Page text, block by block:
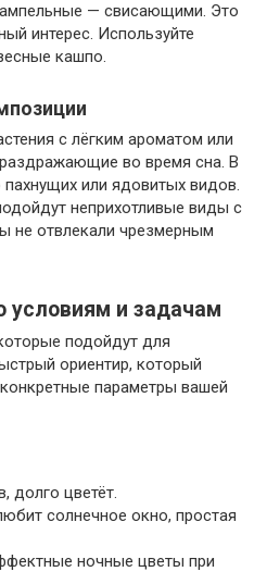
— свисающими. Это
интерес. Используйте
кашпо.
с лёгким ароматом или
во время сна. В
пахнущих или ядовитых видов.
неприхотливые виды с
не отвлекали чрезмерным
условиям и задачам
подойдут для
ориентир, который
параметры вашей
долго цветёт.
солнечное окно, простая
ночные цветы при